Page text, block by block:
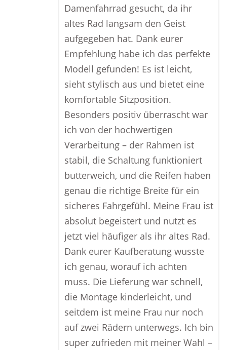
Damenfahrrad gesucht, da ihr
altes Rad langsam den Geist
aufgegeben hat. Dank eurer
Empfehlung habe ich das perfekte
Modell gefunden! Es ist leicht,
sieht stylisch aus und bietet eine
komfortable Sitzposition.
Besonders positiv überrascht war
ich von der hochwertigen
Verarbeitung – der Rahmen ist
stabil, die Schaltung funktioniert
butterweich, und die Reifen haben
genau die richtige Breite für ein
sicheres Fahrgefühl. Meine Frau ist
absolut begeistert und nutzt es
jetzt viel häufiger als ihr altes Rad.
Dank eurer Kaufberatung wusste
ich genau, worauf ich achten
muss. Die Lieferung war schnell,
die Montage kinderleicht, und
seitdem ist meine Frau nur noch
auf zwei Rädern unterwegs. Ich bin
super zufrieden mit meiner Wahl –